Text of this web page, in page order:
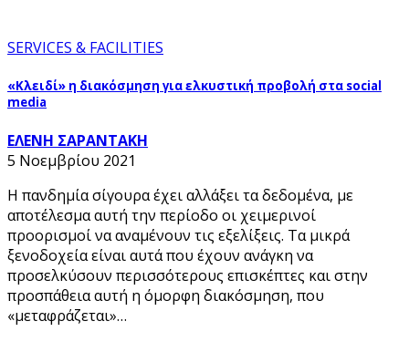
SERVICES & FACILITIES
«Κλειδί» η διακόσμηση για ελκυστική προβολή στα social
media
ΕΛΕΝΗ ΣΑΡΑΝΤΑΚΗ
5 Νοεμβρίου 2021
Η πανδημία σίγουρα έχει αλλάξει τα δεδομένα, με
αποτέλεσμα αυτή την περίοδο οι χειμερινοί
προορισμοί να αναμένουν τις εξελίξεις. Τα μικρά
ξενοδοχεία είναι αυτά που έχουν ανάγκη να
προσελκύσουν περισσότερους επισκέπτες και στην
προσπάθεια αυτή η όμορφη διακόσμηση, που
«μεταφράζεται»…